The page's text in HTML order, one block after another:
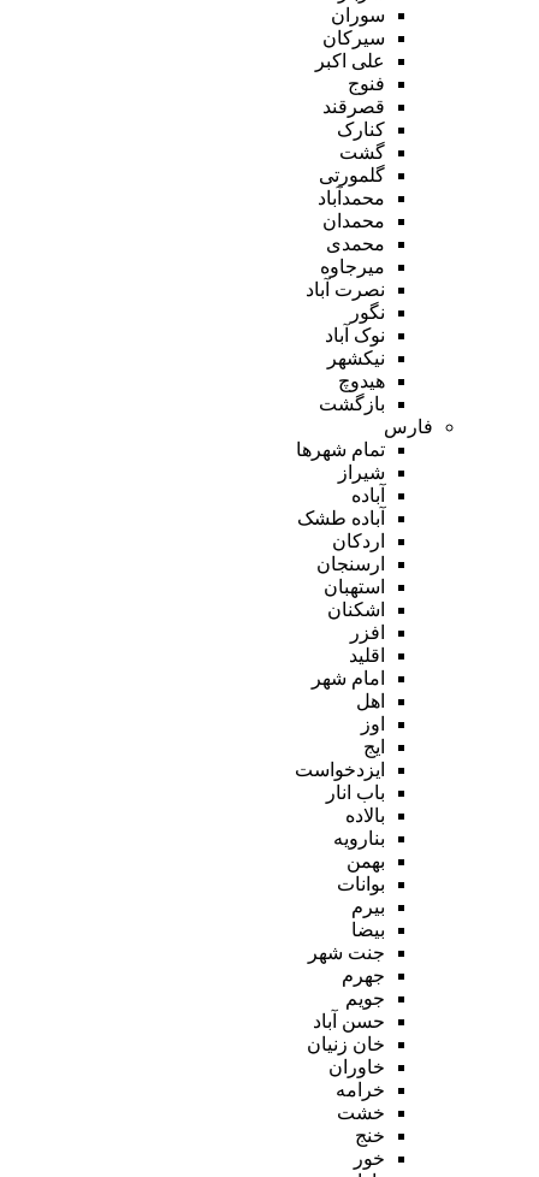
سوران
سیرکان
علی اکبر
فنوج
قصرقند
کنارک
گشت
گلمورتی
محمدآباد
محمدان
محمدی
میرجاوه
نصرت آباد
نگور
نوک آباد
نیکشهر
هیدوچ
بازگشت
فارس
تمام شهر‌ها
شیراز
آباده
آباده طشک
اردکان
ارسنجان
استهبان
اشکنان
افزر
اقلید
امام شهر
اهل
اوز
ایج
ایزدخواست
باب انار
بالاده
بنارویه
بهمن
بوانات
بیرم
بیضا
جنت شهر
جهرم
جویم
حسن آباد
خان زنیان
خاوران
خرامه
خشت
خنج
خور